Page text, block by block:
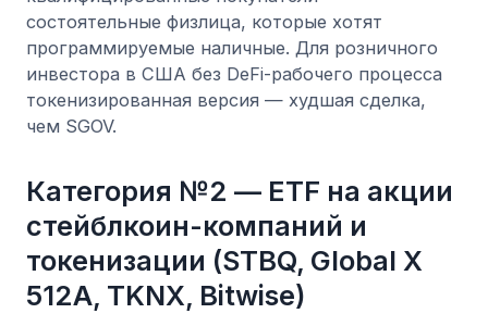
состоятельные физлица, которые хотят
программируемые наличные. Для розничного
инвестора в США без DeFi-рабочего процесса
токенизированная версия — худшая сделка,
чем SGOV.
Категория №2 — ETF на акции
стейблкоин-компаний и
токенизации (STBQ, Global X
512A, TKNX, Bitwise)